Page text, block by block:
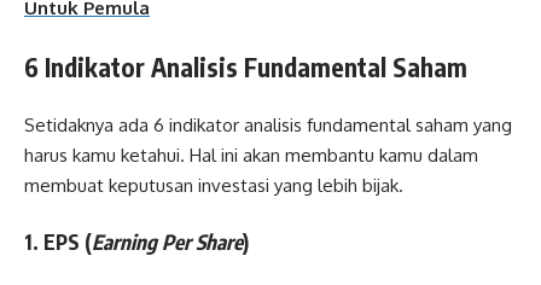
Untuk Pemula
6 Indikator Analisis Fundamental Saham
Setidaknya ada 6 indikator analisis fundamental saham yang
harus kamu ketahui. Hal ini akan membantu kamu dalam
membuat keputusan investasi yang lebih bijak.
1. EPS (Earning Per Share)